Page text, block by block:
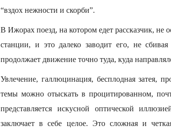
“вздох нежности и скорби”.
В Ижорах поезд, на котором едет рассказчик, не
станции, и это далеко заводит его, не
продолжает движение точно туда, куда
Увлечение, галлюцинация, бесплодная затея,
темы можно отыскать в процитированном,
представляется искусной оптической
заключает в себе целое. Это сложная и